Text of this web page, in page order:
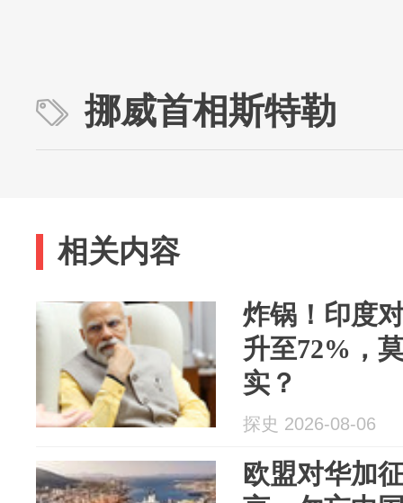
挪威首相斯特勒
相关内容
炸锅！印度
升至72%，
实？
探史 2026-08-06
欧盟对华加